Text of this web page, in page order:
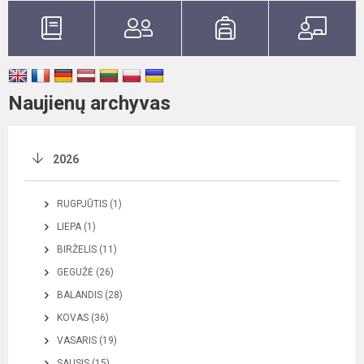
Naujienų archyvas
2026
RUGPJŪTIS (1)
LIEPA (1)
BIRŽELIS (11)
GEGUŽĖ (26)
BALANDIS (28)
KOVAS (36)
VASARIS (19)